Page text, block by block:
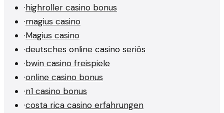
·highroller casino bonus
·magius casino
·Magius casino
·deutsches online casino seriös
·bwin casino freispiele
·online casino bonus
·n1 casino bonus
·costa rica casino erfahrungen